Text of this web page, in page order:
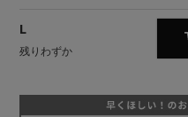
L
残りわずか